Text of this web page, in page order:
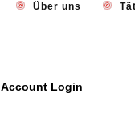
Über uns
Account Login